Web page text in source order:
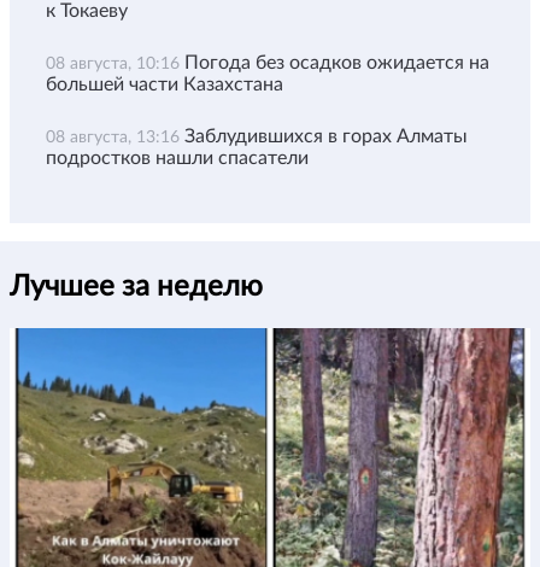
к Токаеву
08 августа, 10:16 Погода без осадков ожидается на
большей части Казахстана
08 августа, 13:16 Заблудившихся в горах Алматы
подростков нашли спасатели
Лучшее за неделю